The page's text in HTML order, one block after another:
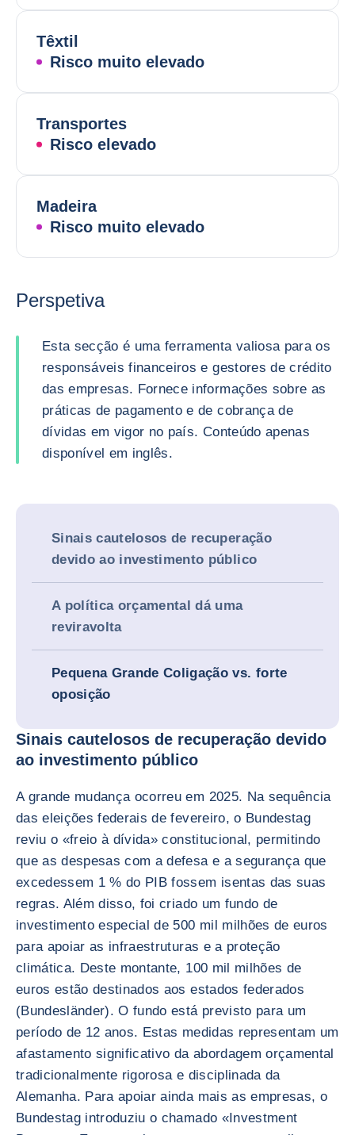
Têxtil
Risco muito elevado
Transportes
Risco elevado
Madeira
Risco muito elevado
Perspetiva
Esta secção é uma ferramenta valiosa para os
responsáveis financeiros e gestores de crédito
das empresas. Fornece informações sobre as
práticas de pagamento e de cobrança de
dívidas em vigor no país. Conteúdo apenas
disponível em inglês.
Sinais cautelosos de recuperação
devido ao investimento público
A política orçamental dá uma
reviravolta
Pequena Grande Coligação vs. forte
oposição
Sinais cautelosos de recuperação devido
ao investimento público
A grande mudança ocorreu em 2025. Na sequência
das eleições federais de fevereiro, o Bundestag
reviu o «freio à dívida» constitucional, permitindo
que as despesas com a defesa e a segurança que
excedessem 1 % do PIB fossem isentas das suas
regras. Além disso, foi criado um fundo de
investimento especial de 500 mil milhões de euros
para apoiar as infraestruturas e a proteção
climática. Deste montante, 100 mil milhões de
euros estão destinados aos estados federados
(Bundesländer). O fundo está previsto para um
período de 12 anos. Estas medidas representam um
afastamento significativo da abordagem orçamental
tradicionalmente rigorosa e disciplinada da
Alemanha. Para apoiar ainda mais as empresas, o
Bundestag introduziu o chamado «Investment